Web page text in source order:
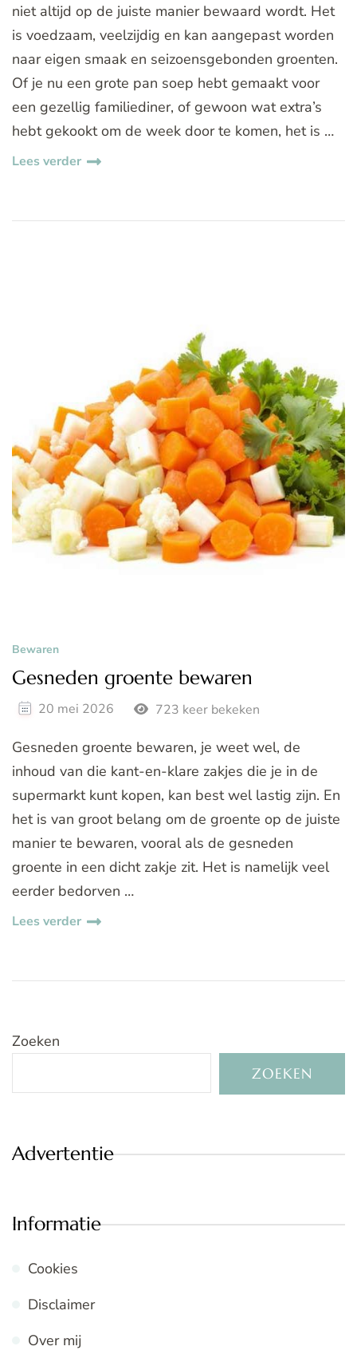
niet altijd op de juiste manier bewaard wordt. Het
is voedzaam, veelzijdig en kan aangepast worden
naar eigen smaak en seizoensgebonden groenten.
Of je nu een grote pan soep hebt gemaakt voor
een gezellig familiediner, of gewoon wat extra’s
hebt gekookt om de week door te komen, het is …
Lees verder
Bewaren
Gesneden groente bewaren
20 mei 2026 723 keer bekeken
Gesneden groente bewaren, je weet wel, de
inhoud van die kant-en-klare zakjes die je in de
supermarkt kunt kopen, kan best wel lastig zijn. En
het is van groot belang om de groente op de juiste
manier te bewaren, vooral als de gesneden
groente in een dicht zakje zit. Het is namelijk veel
eerder bedorven …
Lees verder
Zoeken
ZOEKEN
Advertentie
Informatie
Cookies
Disclaimer
Over mij